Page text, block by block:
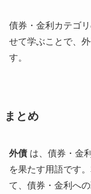
債券・金利カテゴ
せて学ぶことで、
す。
まとめ
外債は、債券・金
を果たす用語です
て、債券・金利へ